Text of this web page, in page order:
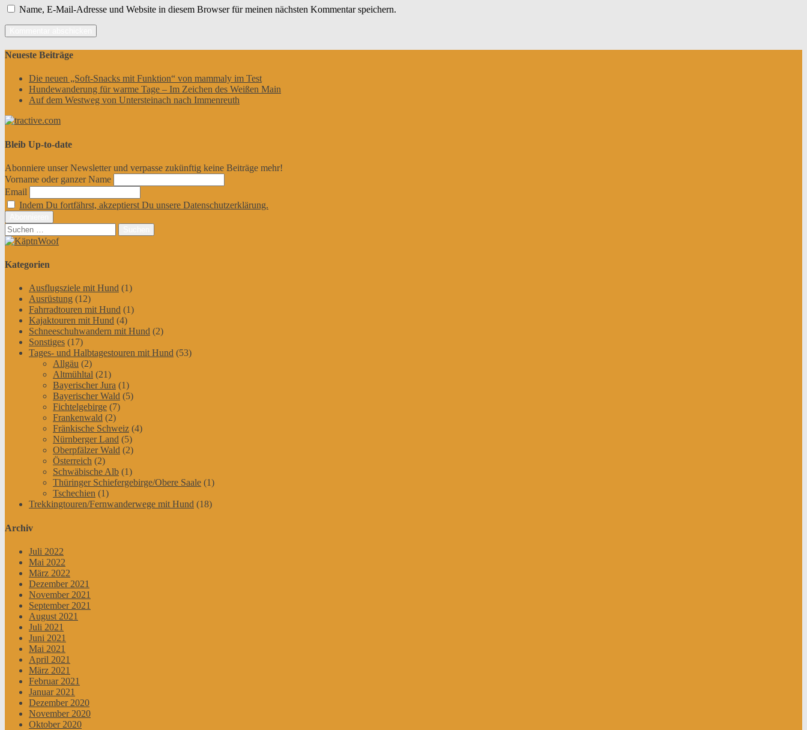
Name, E-Mail-Adresse und Website in diesem Browser für meinen nächsten Kommentar speichern.
Neueste Beiträge
Die neuen „Soft-Snacks mit Funktion“ von mammaly im Test
Hundewanderung für warme Tage – Im Zeichen des Weißen Main
Auf dem Westweg von Untersteinach nach Immenreuth
Bleib Up-to-date
Abonniere unser Newsletter und verpasse zukünftig keine Beiträge mehr!
Vorname oder ganzer Name
Email
Indem Du fortfährst, akzeptierst Du unsere Datenschutzerklärung.
Suchen
nach:
Kategorien
Ausflugsziele mit Hund (1)
Ausrüstung (12)
Fahrradtouren mit Hund (1)
Kajaktouren mit Hund (4)
Schneeschuhwandern mit Hund (2)
Sonstiges (17)
Tages- und Halbtagestouren mit Hund (53)
Allgäu (2)
Altmühltal (21)
Bayerischer Jura (1)
Bayerischer Wald (5)
Fichtelgebirge (7)
Frankenwald (2)
Fränkische Schweiz (4)
Nürnberger Land (5)
Oberpfälzer Wald (2)
Österreich (2)
Schwäbische Alb (1)
Thüringer Schiefergebirge/Obere Saale (1)
Tschechien (1)
Trekkingtouren/Fernwanderwege mit Hund (18)
Archiv
Juli 2022
Mai 2022
März 2022
Dezember 2021
November 2021
September 2021
August 2021
Juli 2021
Juni 2021
Mai 2021
April 2021
März 2021
Februar 2021
Januar 2021
Dezember 2020
November 2020
Oktober 2020